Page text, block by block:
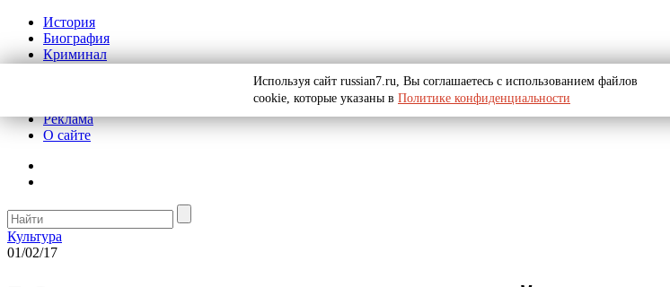
История
Биография
Криминал
Реклама
О сайте
Культура
01/02/17
Используя сайт russian7.ru, Вы соглашаетесь с использованием файлов
cookie, которые указаны в Политике конфиденциальности